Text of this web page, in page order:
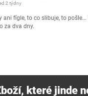
2 týdny
ani fígle, to co slibuje, to pošle...
za dva dny.
které jinde